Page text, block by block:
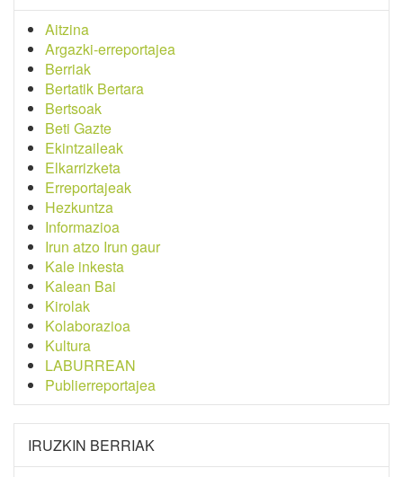
Aitzina
Argazki-erreportajea
Berriak
Bertatik Bertara
Bertsoak
Beti Gazte
Ekintzaileak
Elkarrizketa
Erreportajeak
Hezkuntza
Informazioa
Irun atzo Irun gaur
Kale inkesta
Kalean Bai
Kirolak
Kolaborazioa
Kultura
LABURREAN
Publierreportajea
IRUZKIN BERRIAK